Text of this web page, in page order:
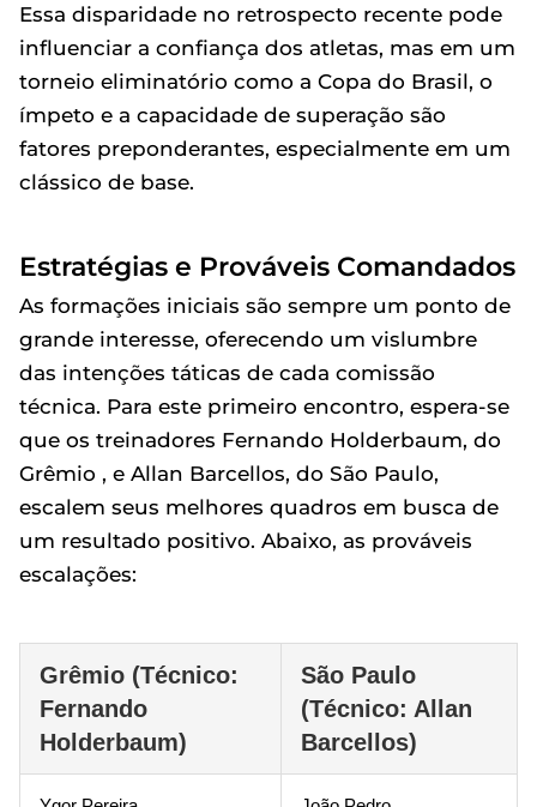
Essa disparidade no retrospecto recente pode
influenciar a confiança dos atletas, mas em um
torneio eliminatório como a Copa do Brasil, o
ímpeto e a capacidade de superação são
fatores preponderantes, especialmente em um
clássico de base.
Estratégias e Prováveis Comandados
As formações iniciais são sempre um ponto de
grande interesse, oferecendo um vislumbre
das intenções táticas de cada comissão
técnica. Para este primeiro encontro, espera-se
que os treinadores Fernando Holderbaum, do
Grêmio , e Allan Barcellos, do São Paulo,
escalem seus melhores quadros em busca de
um resultado positivo. Abaixo, as prováveis
escalações:
Grêmio (Técnico:
Fernando
Holderbaum)
São Paulo
(Técnico: Allan
Barcellos)